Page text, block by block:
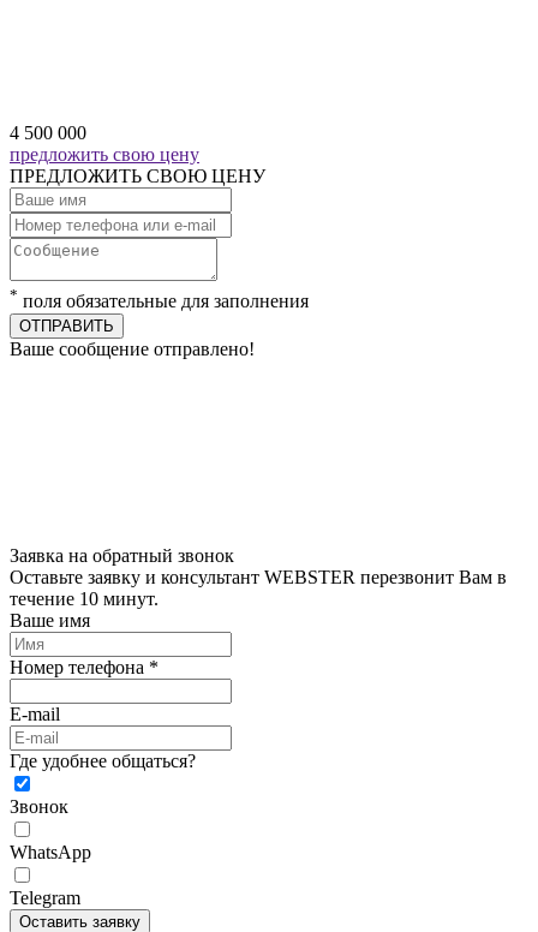
4 500 000
предложить свою цену
ПРЕДЛОЖИТЬ СВОЮ ЦЕНУ
* поля обязательные для заполнения
ОТПРАВИТЬ
Ваше сообщение отправлено!
Заявка на обратный звонок
Оставьте заявку и консультант WEBSTER перезвонит Вам в
течение 10 минут.
Ваше имя
Номер телефона *
E-mail
Где удобнее общаться?
Звонок
WhatsApp
Telegram
Оставить заявку